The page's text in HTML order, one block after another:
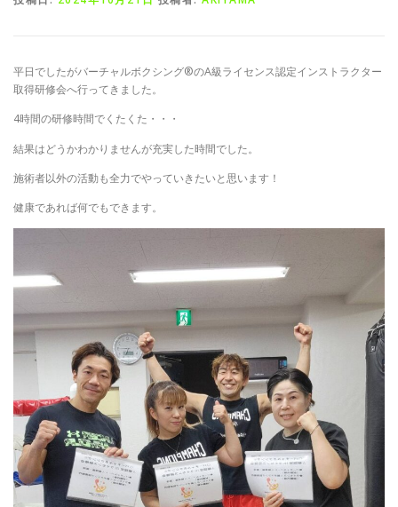
平日でしたがバーチャルボクシング®️のA級ライセンス認定インストラクター
取得研修会へ行ってきました。
4時間の研修時間でくたくた・・・
結果はどうかわかりませんが充実した時間でした。
施術者以外の活動も全力でやっていきたいと思います！
健康であれば何でもできます。